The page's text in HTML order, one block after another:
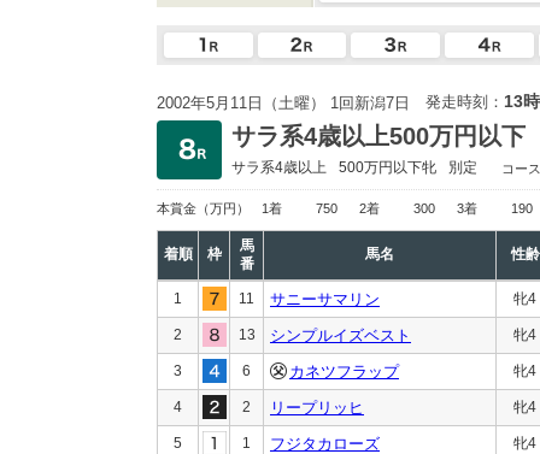
2002年5月11日（土曜） 1回新潟7日 発走時刻： 13
サラ系4歳以上500万円以下
サラ系4歳以上 500万円以下牝 別定 コー
本賞金 （万円） 1着 750 2着 300 3着 190
着順 枠
馬
番
馬名 性齢
1 11 サニーサマリン 牝4
2 13 シンプルイズベスト 牝4
3 6 カネツフラップ 牝4
4 2 リープリッヒ 牝4
5 1 フジタカローズ 牝4